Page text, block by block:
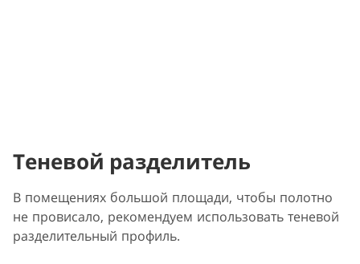
Теневой разделитель
В помещениях большой площади, чтобы полотно
не провисало, рекомендуем использовать теневой
разделительный профиль.